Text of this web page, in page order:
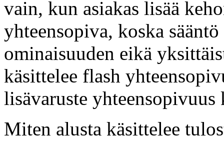
vain, kun asiakas lisää
yhteensopiva, koska
ominaisuuden eikä
käsittelee flash
lisävaruste
Miten alusta käsittelee